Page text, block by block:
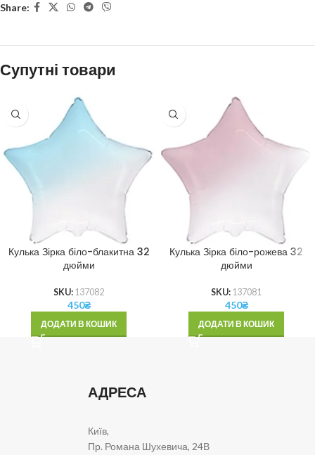
Share:
Супутні товари
Кулька Зірка біло-блакитна 32
дюйми
SKU: 137082
450₴
ДОДАТИ В КОШИК
Кулька Зірка біло-рожева 32
дюйми
SKU: 137081
450₴
ДОДАТИ В КОШИК
АДРЕСА
Київ,
Пр. Романа Шухевича, 24В